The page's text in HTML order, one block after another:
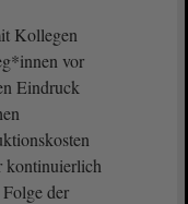
Kollegen
vor
Eindruck
kontinuierlich
der